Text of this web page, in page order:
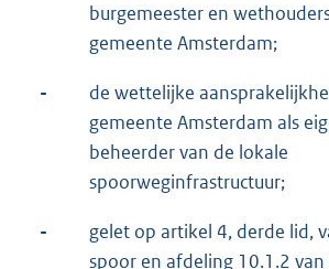
burgemeester en
gemeente Amsterdam;
-
de wettelijke
gemeente Amsterdam als
beheerder van de lokale
spoorweginfrastructuur;
-
gelet op artikel 4, derde lid,
spoor en afdeling 10.1.2